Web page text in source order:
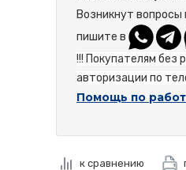
Возникнут
пишите в
!!! Покупателям без
авторизации по
Помощь по
к сравнению